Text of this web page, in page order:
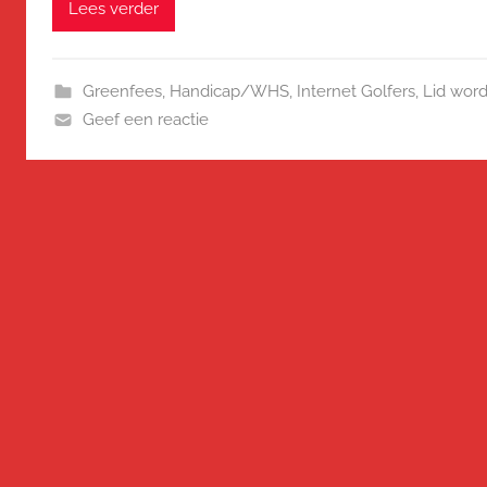
Lees verder
Greenfees, Handicap/WHS, Internet Golfers, Lid
Geef een reactie